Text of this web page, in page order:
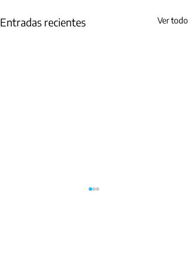
Entradas recientes Ver todo